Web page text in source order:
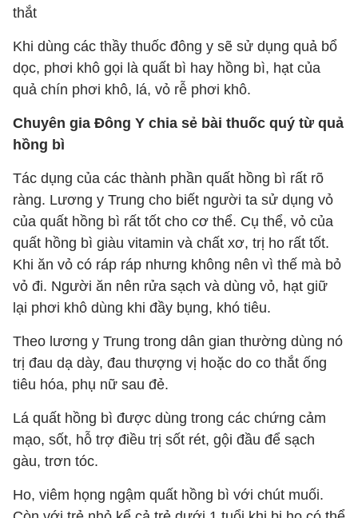
thắt
Khi dùng các thầy thuốc đông y sẽ sử dụng quả bổ
dọc, phơi khô gọi là quất bì hay hồng bì, hạt của
quả chín phơi khô, lá, vỏ rễ phơi khô.
Chuyên gia Đông Y chia sẻ bài thuốc quý từ quả
hồng bì
Tác dụng của các thành phần quất hồng bì rất rõ
ràng. Lương y Trung cho biết người ta sử dụng vỏ
của quất hồng bì rất tốt cho cơ thể. Cụ thể, vỏ của
quất hồng bì giàu vitamin và chất xơ, trị ho rất tốt.
Khi ăn vỏ có ráp ráp nhưng không nên vì thế mà bỏ
vỏ đi. Người ăn nên rửa sạch và dùng vỏ, hạt giữ
lại phơi khô dùng khi đầy bụng, khó tiêu.
Theo lương y Trung trong dân gian thường dùng nó
trị đau dạ dày, đau thượng vị hoặc do co thắt ống
tiêu hóa, phụ nữ sau đẻ.
Lá quất hồng bì được dùng trong các chứng cảm
mạo, sốt, hỗ trợ điều trị sốt rét, gội đầu để sạch
gàu, trơn tóc.
Ho, viêm họng ngậm quất hồng bì với chút muối.